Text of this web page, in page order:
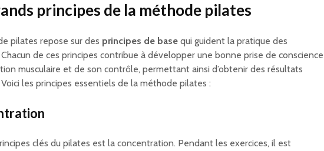
principes de la méthode pilates
pilates repose sur des principes de base qui guident la pratique des
Chacun de ces principes contribue à développer une bonne prise de conscience
musculaire et de son contrôle, permettant ainsi d’obtenir des résultats
les principes essentiels de la méthode pilates :
clés du pilates est la concentration. Pendant les exercices, il est